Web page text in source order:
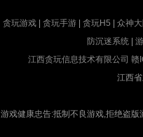
贪玩游戏 贪玩手游 贪玩H5
众神
防沉迷系统|
江西贪玩信息技术有限公司 赣
江西
游戏健康忠告:抵制不良游戏,拒绝盗